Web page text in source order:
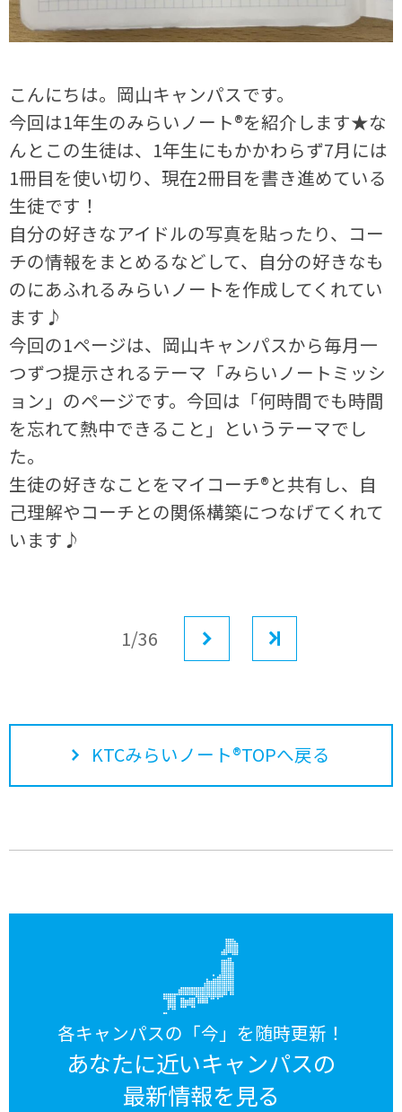
こんにちは。岡山キャンパスです。
今回は1年生のみらいノート®を紹介します★な
んとこの生徒は、1年生にもかかわらず7月には
1冊目を使い切り、現在2冊目を書き進めている
生徒です！
自分の好きなアイドルの写真を貼ったり、コー
チの情報をまとめるなどして、自分の好きなも
のにあふれるみらいノートを作成してくれてい
ます♪
今回の1ページは、岡山キャンパスから毎月一
つずつ提示されるテーマ「みらいノートミッシ
ョン」のページです。今回は「何時間でも時間
を忘れて熱中できること」というテーマでし
た。
生徒の好きなことをマイコーチ®と共有し、自
己理解やコーチとの関係構築につなげてくれて
います♪
1/36
KTCみらいノート®TOPへ戻る
各キャンパスの「今」を随時更新！
あなたに近いキャンパスの
最新情報を見る